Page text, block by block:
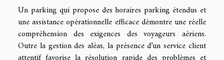
Un parking qui propose des horaires parking étendus et
une assistance opérationnelle efficace démontre une réelle
compréhension des exigences des voyageurs aériens.
Outre la gestion des aléas, la présence d’un service client